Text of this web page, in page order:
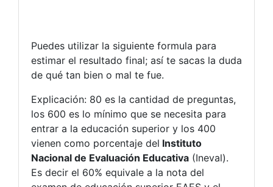
Puedes utilizar la siguiente formula para
estimar el resultado final; así te sacas la duda
de qué tan bien o mal te fue.
Explicación: 80 es la cantidad de preguntas,
los 600 es lo mínimo que se necesita para
entrar a la educación superior y los 400
vienen como porcentaje del Instituto
Nacional de Evaluación Educativa (Ineval).
Es decir el 60% equivale a la nota del